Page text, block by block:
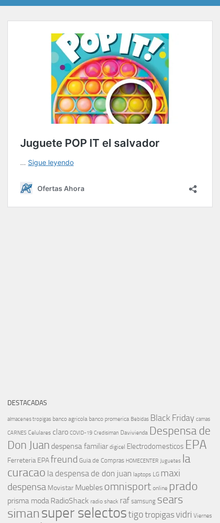
DESTACADAS
almacenes tropigas banco agricola banco promerica Bebidas Black Friday camas
CARNES Celulares claro COVID-19 Credisiman Davivienda Despensa de
Don Juan despensa familiar digicel Electrodomesticos EPA
Ferreteria EPAfreund Guia de Compras HOMECENTER Juguetes la
curacao la despensa de don juan laptops LG maxi
despensa Movistar Muebles omnisport online prado
prisma moda RadioShack radio shack raf samsung sears
simansuper selectostigotropigasvidri Viernes